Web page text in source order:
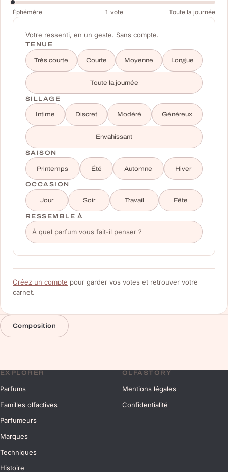
Éphémère 1 vote Toute la journée
Votre ressenti, en un geste. Sans compte.
TENUE
Très courte Courte Moyenne Longue
Toute la journée
SILLAGE
Intime Discret Modéré Généreux
Envahissant
SAISON
Printemps Été Automne Hiver
OCCASION
Jour Soir Travail Fête
RESSEMBLE À
Créez un compte pour garder vos votes et retrouver votre
carnet.
Composition
EXPLORER
Parfums
Familles olfactives
Parfumeurs
Marques
Techniques
Histoire
OLFASTORY
Mentions légales
Confidentialité